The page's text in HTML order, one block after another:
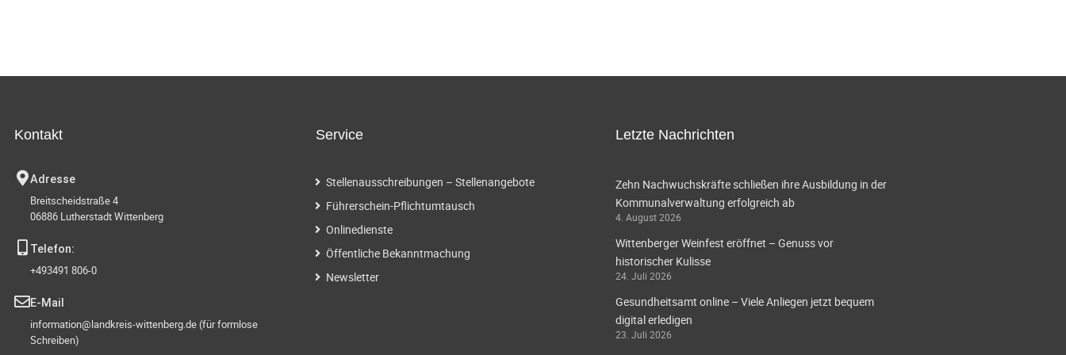
Kontakt
Adresse
Breitscheidstraße 4
06886 Lutherstadt Wittenberg
Telefon:
+493491 806-0
E-Mail
information@landkreis-wittenberg.de (für formlose
Schreiben)
Service
Stellenausschreibungen – Stellenangebote
Führerschein-Pflichtumtausch
Onlinedienste
Öffentliche Bekanntmachung
Newsletter
Letzte Nachrichten
Zehn Nachwuchskräfte schließen ihre Ausbildung in der
Kommunalverwaltung erfolgreich ab
4. August 2026
Wittenberger Weinfest eröffnet – Genuss vor
historischer Kulisse
24. Juli 2026
Gesundheitsamt online – Viele Anliegen jetzt bequem
digital erledigen
23. Juli 2026